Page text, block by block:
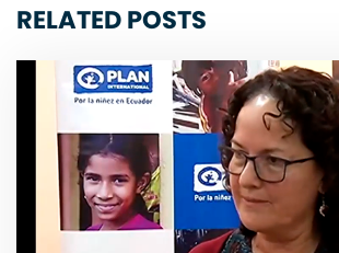
RELATED POSTS